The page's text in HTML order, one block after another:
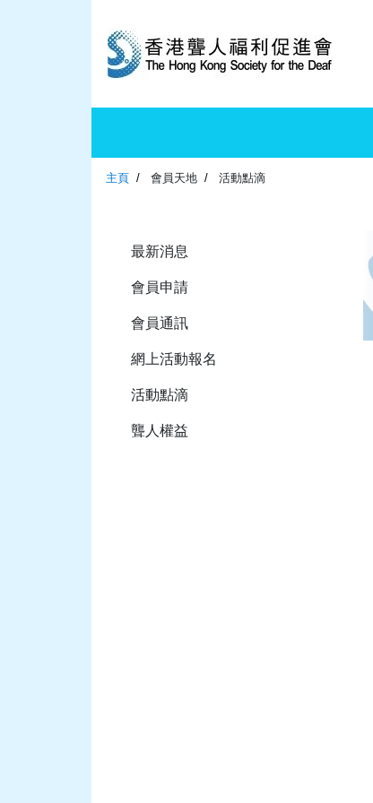
主頁 會員天地 活動點滴
最新消息
會員申請
會員通訊
網上活動報名
活動點滴
聾人權益